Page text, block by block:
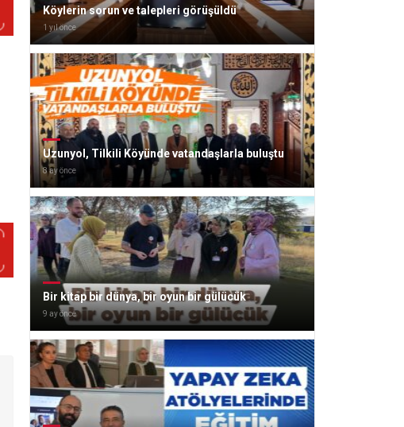
Köylerin sorun ve talepleri görüşüldü
1 yıl önce
Uzunyol, Tilkili Köyünde vatandaşlarla buluştu
8 ay önce
Bir kitap bir dünya, bir oyun bir gülücük
9 ay önce